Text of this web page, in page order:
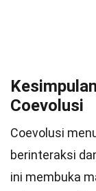
Coevolusi
Coevolusi
berinteraksi
ini membuka